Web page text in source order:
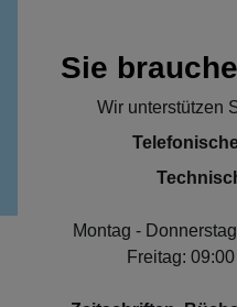
Sie
Wir unterstützen
Montag -
Freitag: